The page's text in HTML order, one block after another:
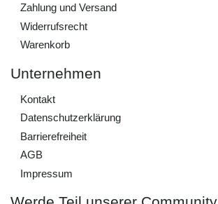
Zahlung und Versand
Widerrufs­recht
Warenkorb
Unternehmen
Kontakt
Daten­schutz­erklärung
Barrierefreiheit
AGB
Impressum